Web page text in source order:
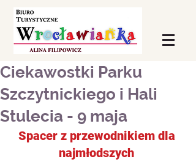
Ciekawostki Parku
Szczytnickiego i Hali
Stulecia - 9 maja
Spacer z przewodnikiem dla
najmłodszych